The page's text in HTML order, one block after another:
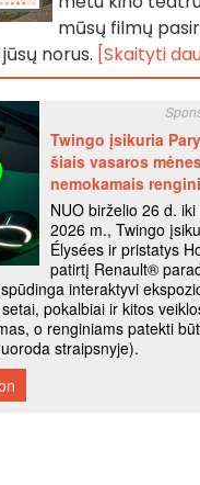
mūsų filmų
norus. [Skaityti